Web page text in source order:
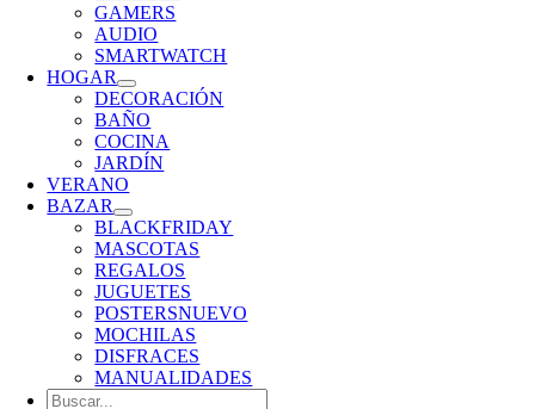
GAMERS
AUDIO
SMARTWATCH
HOGAR
DECORACIÓN
BAÑO
COCINA
JARDÍN
VERANO
BAZAR
BLACKFRIDAY
MASCOTAS
REGALOS
JUGUETES
POSTERSNUEVO
MOCHILAS
DISFRACES
MANUALIDADES
Buscar: